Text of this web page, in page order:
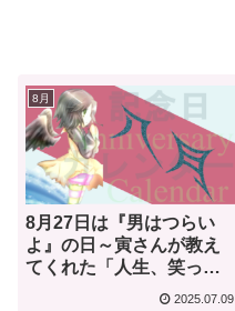
8月
8月27日は『男はつらい
よ』の日～寅さんが教え
てくれた「人生、笑って
泣ける旅」の物語～【何
2025.07.09